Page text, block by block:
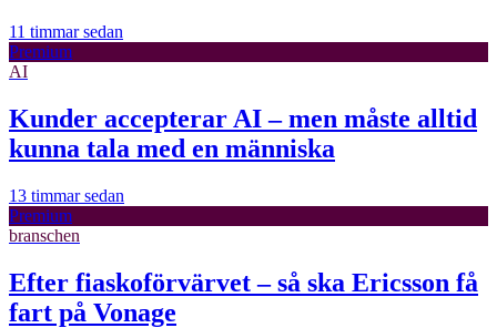
11 timmar sedan
Premium
AI
Kunder accepterar AI – men måste alltid
kunna tala med en människa
13 timmar sedan
Premium
branschen
Efter fiaskoförvärvet – så ska Ericsson få
fart på Vonage